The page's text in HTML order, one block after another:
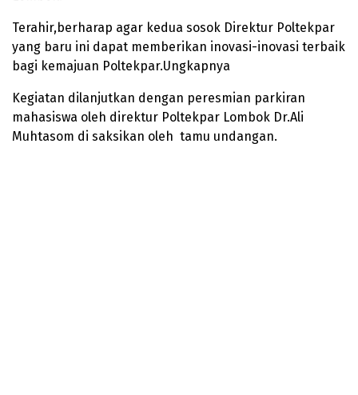
Terahir,berharap agar kedua sosok Direktur Poltekpar
yang baru ini dapat memberikan inovasi-inovasi terbaik
bagi kemajuan Poltekpar.Ungkapnya
Kegiatan dilanjutkan dengan peresmian parkiran
mahasiswa oleh direktur Poltekpar Lombok Dr.Ali
Muhtasom di saksikan oleh tamu undangan.